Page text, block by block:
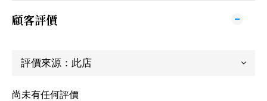
顧客評價
尚未有任何評價